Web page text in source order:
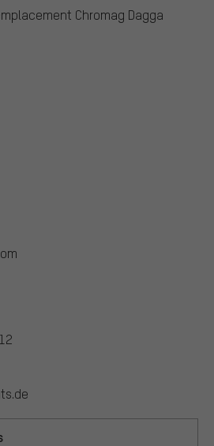
Chromag Dagga